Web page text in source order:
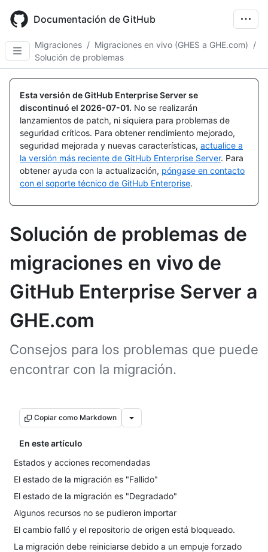
main
content
Documentación de GitHub
Migraciones / Migraciones en vivo (GHES a GHE.com) /
Solución de problemas
Esta versión de GitHub Enterprise Server se
discontinuó el 2026-07-01. No se realizarán
lanzamientos de patch, ni siquiera para problemas de
seguridad críticos. Para obtener rendimiento mejorado,
seguridad mejorada y nuevas características, actualice a
la versión más reciente de GitHub Enterprise Server. Para
obtener ayuda con la actualización, póngase en contacto
con el soporte técnico de GitHub Enterprise.
Solución de problemas de
migraciones en vivo de
GitHub Enterprise Server a
GHE.com
Consejos para los problemas que puede
encontrar con la migración.
Copiar como Markdown
En este artículo
Estados y acciones recomendadas
El estado de la migración es "Fallido"
El estado de la migración es "Degradado"
Algunos recursos no se pudieron importar
El cambio falló y el repositorio de origen está bloqueado.
La migración debe reiniciarse debido a un empuje forzado